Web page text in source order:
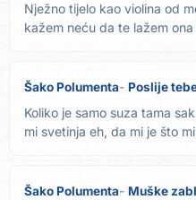
Nježno tijelo kao violina od
kažem neću da te lažem
Šako Polumenta Poslije
Koliko je samo suza tama
mi svetinja eh, da mi je što
Šako Polumenta Muške